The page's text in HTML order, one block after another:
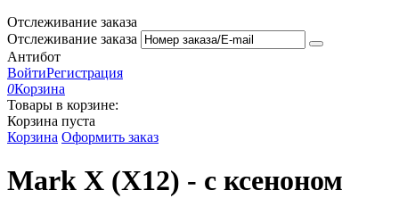
Отслеживание заказа
Отслеживание заказа
Антибот
ВойтиРегистрация
0Корзина
Товары в корзине:
Корзина пуста
Корзина Оформить заказ
Mark X (X12) - с ксеноном